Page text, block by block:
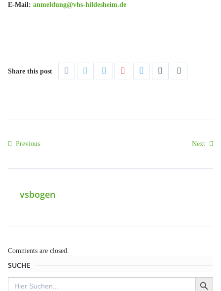
E-Mail: anmeldung@vhs-hildesheim.de
Share this post
Previous Next
vsbogen
Comments are closed.
SUCHE
Search
for:
SEARCH